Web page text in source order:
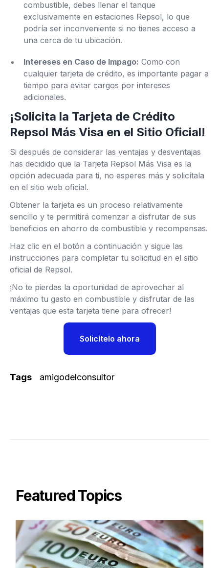
combustible, debes llenar el tanque
exclusivamente en estaciones Repsol, lo que
podría ser inconveniente si no tienes acceso a
una cerca de tu ubicación.
Intereses en Caso de Impago: Como con
cualquier tarjeta de crédito, es importante pagar a
tiempo para evitar cargos por intereses
adicionales.
¡Solicita la Tarjeta de Crédito
Repsol Más Visa en el Sitio Oficial!
Si después de considerar las ventajas y desventajas
has decidido que la Tarjeta Repsol Más Visa es la
opción adecuada para ti, no esperes más y solicítala
en el sitio web oficial.
Obtener la tarjeta es un proceso relativamente
sencillo y te permitirá comenzar a disfrutar de sus
beneficios en ahorro de combustible y recompensas.
Haz clic en el botón a continuación y sigue las
instrucciones para completar tu solicitud en el sitio
oficial de Repsol.
¡No te pierdas la oportunidad de aprovechar al
máximo tu gasto en combustible y disfrutar de las
ventajas que esta tarjeta tiene para ofrecer!
Solicítelo ahora
Tags amigodelconsultor
Featured Topics